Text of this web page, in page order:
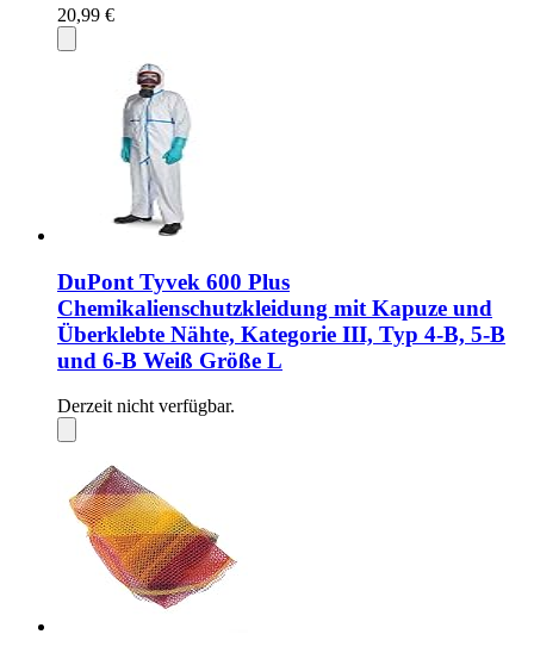
20,99 €
DuPont Tyvek 600 Plus
Chemikalienschutzkleidung mit Kapuze und
Überklebte Nähte, Kategorie III, Typ 4-B, 5-B
und 6-B Weiß Größe L
Derzeit nicht verfügbar.